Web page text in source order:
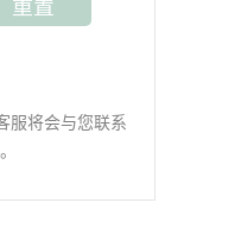
服将会与您联系